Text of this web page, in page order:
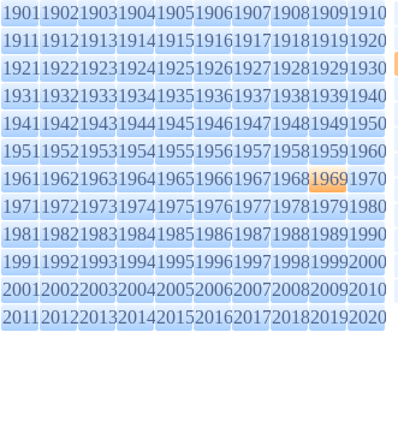
1901190219031904190519061907190819091910
1911191219131914191519161917191819191920
1921192219231924192519261927192819291930
1931193219331934193519361937193819391940
1941194219431944194519461947194819491950
1951195219531954195519561957195819591960
1961196219631964196519661967196819691970
1971197219731974197519761977197819791980
1981198219831984198519861987198819891990
1991199219931994199519961997199819992000
2001200220032004200520062007200820092010
2011201220132014201520162017201820192020